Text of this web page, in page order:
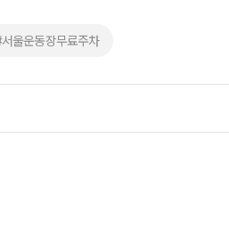
울운동장무료주차